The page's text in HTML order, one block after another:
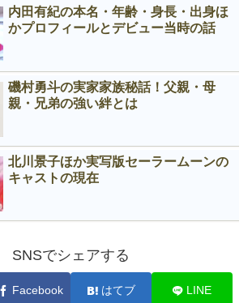
内田有紀の本名・年齢・身長・出身ほ
かプロフィールとデビュー当時の話
磯村勇斗の実家家族秘話！父親・母
親・兄弟の強い絆とは
北川景子ほか実写版セーラームーンの
キャストの現在
SNSでシェアする
Facebook はてブ LINE